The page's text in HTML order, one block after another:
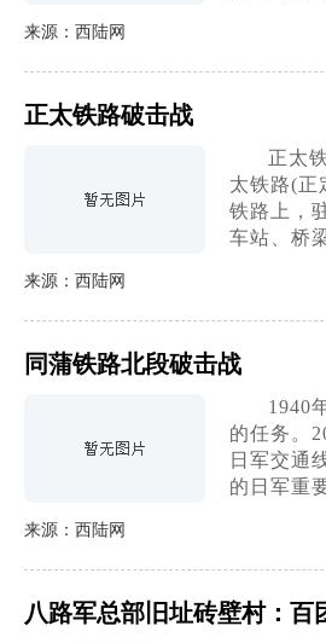
来源：西陆网
正太铁路破击战
正太
太铁路(正
铁路上，
车站、桥
来源：西陆网
同蒲铁路北段破击战
1940
的任务。
日军交通
的日军重
来源：西陆网
八路军总部旧址砖壁村：百